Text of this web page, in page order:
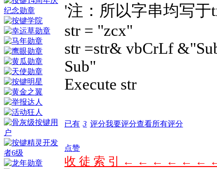
'注：所以字串均写
str = "zcx"
str =str& vbCrLf
Sub"
Execute str
已有 3 评分我要评分查看所有评分
点赞
收 徒 索 引 ← ← ← ← ← ←